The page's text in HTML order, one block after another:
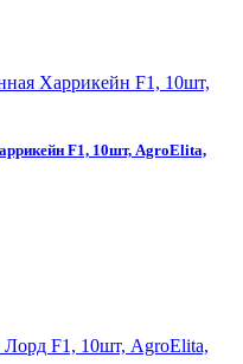
F1, 10шт, AgroElita,